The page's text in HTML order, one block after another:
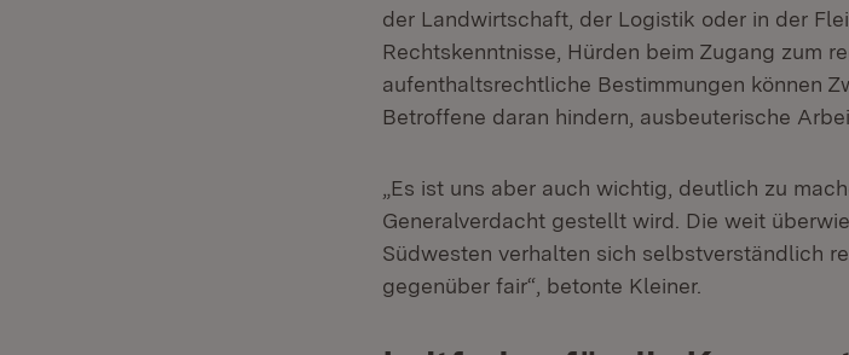
der Landwirtschaft, der Logistik oder in der
Rechtskenntnisse, Hürden beim Zugang zum
aufenthaltsrechtliche Bestimmungen können
Betroffene daran hindern, ausbeuterische
„Es ist uns aber auch wichtig, deutlich zu
Generalverdacht gestellt wird. Die weit
Südwesten verhalten sich selbstverständlich
gegenüber fair“, betonte Kleiner.